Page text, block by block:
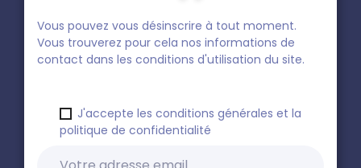
Vous pouvez vous désinscrire à tout moment.
Vous trouverez pour cela nos informations de
contact dans les conditions d'utilisation du site.
J'accepte les conditions générales et la
politique de confidentialité